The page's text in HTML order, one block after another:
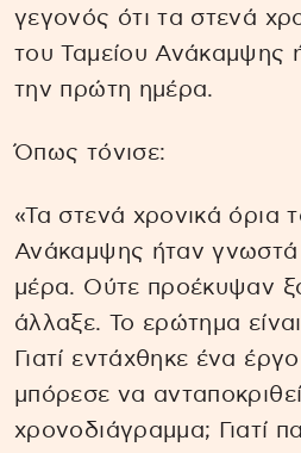
γεγονός ότι τα στενά
του Ταμείου Ανάκαμψης
την πρώτη ημέρα.
Όπως τόνισε:
«Τα στενά χρονικά όρια
Ανάκαμψης ήταν
μέρα. Ούτε προέκυψαν
άλλαξε. Το ερώτημα
Γιατί εντάχθηκε ένα
μπόρεσε να
χρονοδιάγραμμα; Γιατί